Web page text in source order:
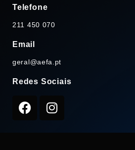
Telefone
211 450 070
Email
geral@aefa.pt
Redes Sociais